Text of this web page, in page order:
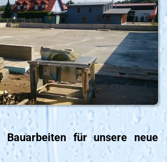
Bauarbeiten für unsere neue